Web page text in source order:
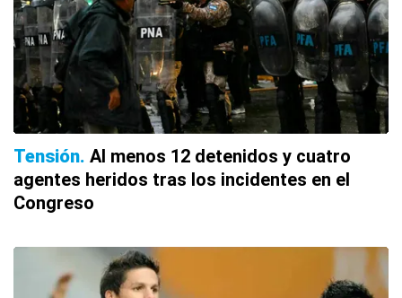
Tensión Al menos 12 detenidos y cuatro
agentes heridos tras los incidentes en el
Congreso